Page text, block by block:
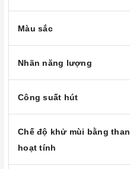
Công nghệ hiện đại
Màu sắc
Nhãn năng lượng
Công suất hút
Chế độ khử mùi bằng than
hoạt tính